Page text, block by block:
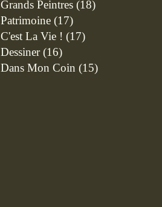
Grands Peintres (18)
Patrimoine (17)
C'est La Vie ! (17)
Dessiner(16)
Dans Mon Coin (15)